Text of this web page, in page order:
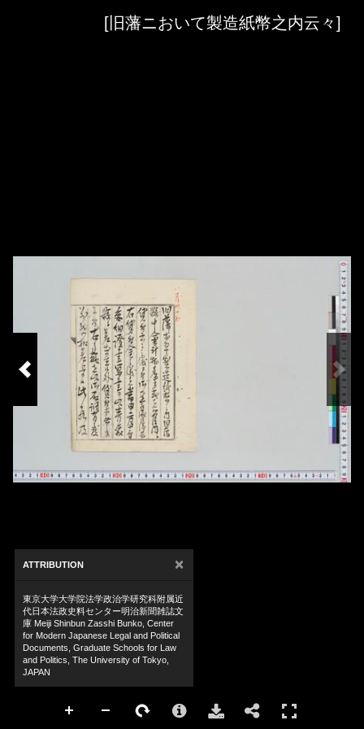
[旧藩ニおいて製造紙幣之内云々]
ATTRIBUTION ×
東京大学大学院法学政治学研究科附属近
代日本法政史料センター明治新聞雑誌文
庫 Meiji Shinbun Zasshi Bunko, Center
for Modern Japanese Legal and Political
Documents, Graduate Schools for Law
and Politics, The University of Tokyo,
JAPAN